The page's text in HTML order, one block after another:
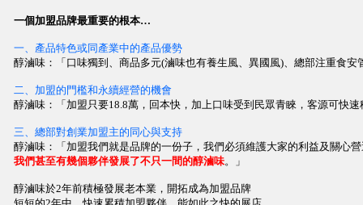
一個加盟品牌最重要的根本…
一、產品特色或同產業中的產品優勢
醇滷味：「口味獨到、商品多元(滷味也有養生風、異國風)、總部注重食安
二、加盟的門檻和永續經營的機會
醇滷味：「加盟只要18.8萬，回本快，加上口味受到民眾青睞，客源可快
三、總部對創業加盟主的同心與支持
醇滷味：「加盟我們就是品牌的一份子，我們必須維護大家的利益及關心
我們甚至有幾個夥伴發展了不只一間的醇滷味。」
醇滷味於2年前積極發展老本業，開拓成為加盟品牌